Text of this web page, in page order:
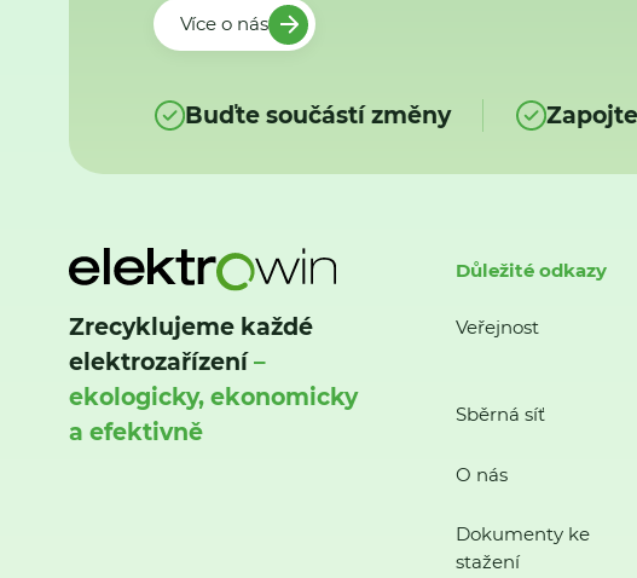
Více o nás
Buďte součástí změny
Zrecyklujeme každé
elektrozařízení–
ekologicky, ekonomicky
a efektivně
Důležité odkazy
Veřejnost
Sběrná síť
O nás
Dokumenty ke
stažení